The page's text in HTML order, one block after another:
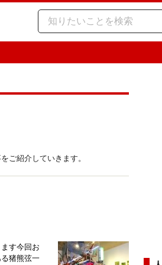
ご紹介していきます。
す今回お
猪熊弦一